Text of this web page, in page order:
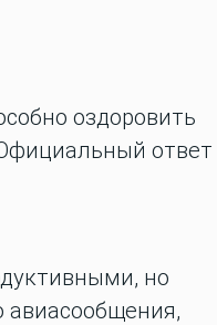
оздоровить
ответ
но